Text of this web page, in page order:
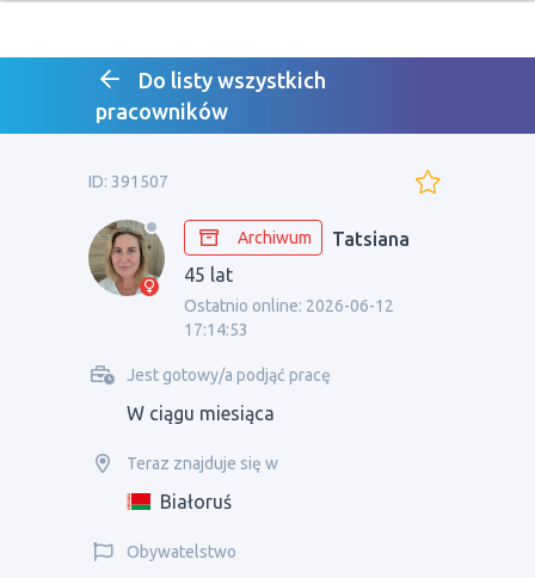
Do listy wszystkich
pracowników
ID: 391507
Archiwum
Tatsiana
45 lat
Ostatnio online: 2026-06-12
17:14:53
Jest gotowy/a podjąć pracę
W ciągu miesiąca
Teraz znajduje się w
Białoruś
Obywatelstwo